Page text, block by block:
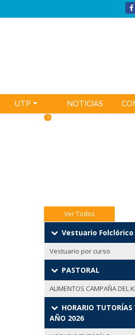
UTP NOTICIAS
Ver Todos
Vestuario Folclórico
Vestuario por curso
PASTORAL
ALIMENTOS CAMPAÑA DEL
HORARIO TUTORÍAS
AÑO 2026